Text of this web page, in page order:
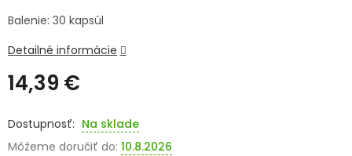
SENIORI
ZNAČKY
Prihlásenie
14,39 €
cena:
Na sklade
Môžeme doručiť do: 10.8.2026
Balenie: 30 kapsúl
Detailné informácie